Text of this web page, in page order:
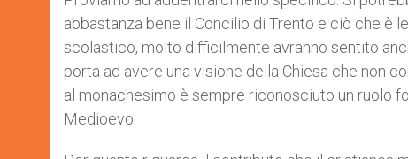
abbastanza bene il Concilio di Trento e ciò che è
scolastico, molto difficilmente avranno sentito
porta ad avere una visione della Chiesa che non
al monachesimo è sempre riconosciuto un ruolo
Medioevo.